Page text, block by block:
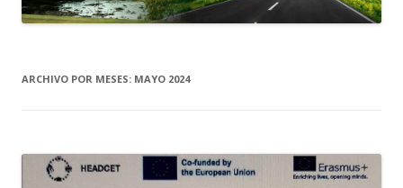
ARCHIVO POR MESES: MAYO 2024